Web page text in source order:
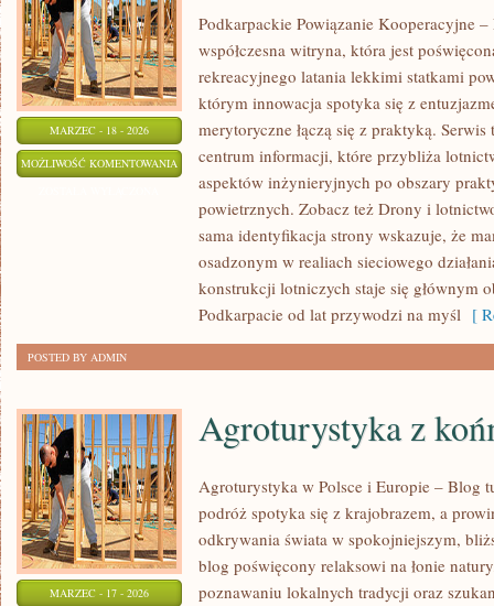
MARZEC - 18 - 2026
MOŻLIWOŚĆ KOMENTOWANIA HISTORIA
LOTNICTWA
Podkarpackie Powiązanie Kooperacyjne
współczesna witryna, która jest
rekreacyjnego latania lekkimi statkami
którym innowacja spotyka się z
merytoryczne łączą się z praktyką.
centrum informacji, które przybliża
aspektów inżynieryjnych po obszary
powietrznych. Zobacz też Drony i
sama identyfikacja strony wskazuje, że
osadzonym w realiach sieciowego
konstrukcji lotniczych staje się głównym
Podkarpacie od lat przywodzi na myśl [
POSTED BY ADMIN
MARZEC - 17 - 2026
Agroturystyka z
Agroturystyka w Polsce i Europie – Blog
podróż spotyka się z krajobrazem, a
odkrywania świata w spokojniejszym,
blog poświęcony relaksowi na łonie
poznawaniu lokalnych tradycji oraz